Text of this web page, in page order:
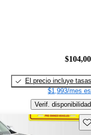
El precio incluye tasas
$1,993/mes
Verif. disponibilidad